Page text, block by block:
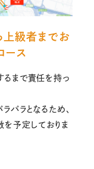
上級者までお
ース
まで責任を持っ
バラとなるため、
予定しておりま